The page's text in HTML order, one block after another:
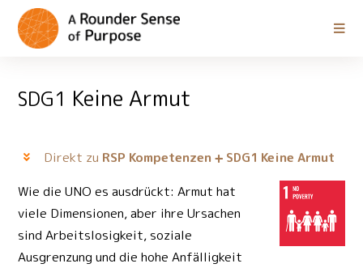
SDG1 Keine Armut
Direkt zu RSP Kompetenzen SDG1 Keine Armut
Wie die UNO es ausdrückt: Armut hat
viele Dimensionen, aber ihre Ursachen
sind Arbeitslosigkeit, soziale
Ausgrenzung und die hohe Anfälligkeit